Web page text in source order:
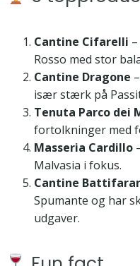
Cantine Cifarelli
Rosso med stor
Cantine Dragone
især stærk på
Tenuta Parco dei
fortolkninger med
Masseria Cardillo
Malvasia i fokus.
Cantine
Spumante og har
udgaver.